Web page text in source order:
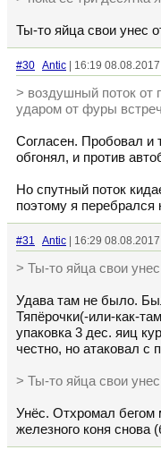
Ты-то яйца свои унес
#30 Antic | 16:19
> воздушный поток
ударом от фуры
Согласен. Пробовал и
обгонял, и против
Но спутный поток
поэтому я перебрался
#31 Antic | 16:29
> Ты-то яйца свои
Удава там не было.
Тяпёрочки(-или-как-
упаковка 3 дес. яиц
честно, но атаковал с
> Ты-то яйца свои
Унёс. Отхромал бегом
железного коня снова